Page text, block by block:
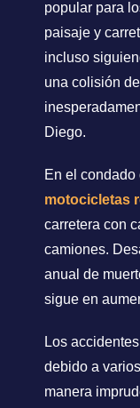
popular para
paisaje y
incluso
una colisión
Diego.
En el
motocicletas
carretera con
camiones.
anual de
sigue en
Los
debido a
manera